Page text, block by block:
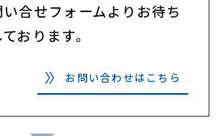
い合せフォームよりお待ち
ております。
お問い合わせはこちら